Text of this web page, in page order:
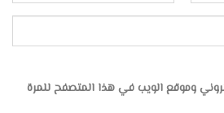
وموقع الويب في هذا المتصفح للمرة